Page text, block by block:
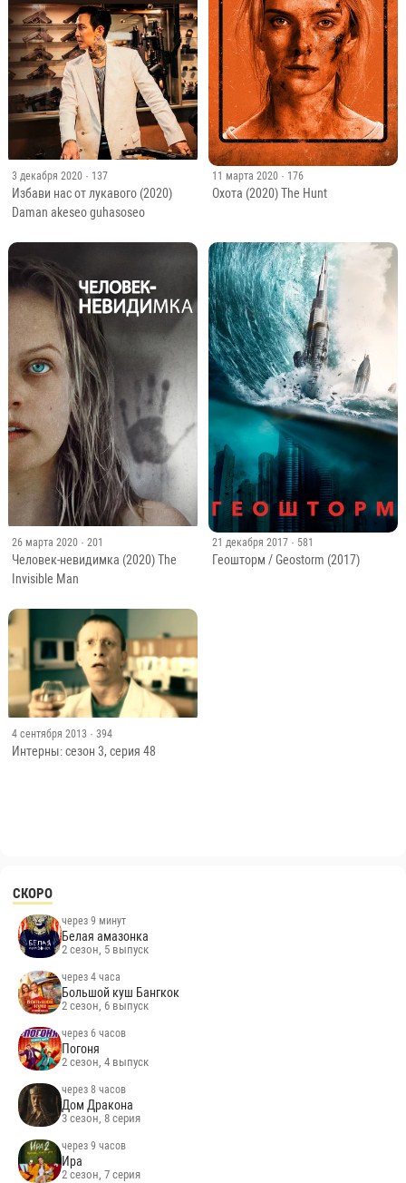
3 декабря 2020 · 137
Избави нас от лукавого (2020)
Daman akeseo guhasoseo
11 марта 2020 · 176
Охота (2020) The Hunt
26 марта 2020 · 201
Человек-невидимка (2020) The
Invisible Man
21 декабря 2017 · 581
Геошторм / Geostorm (2017)
4 сентября 2013 · 394
Интерны: сезон 3, серия 48
СКОРО
через 9 минут
Белая амазонка
2 сезон, 5 выпуск
через 4 часа
Большой куш Бангкок
2 сезон, 6 выпуск
через 6 часов
Погоня
2 сезон, 4 выпуск
через 8 часов
Дом Дракона
3 сезон, 8 серия
через 9 часов
Ира
2 сезон, 7 серия